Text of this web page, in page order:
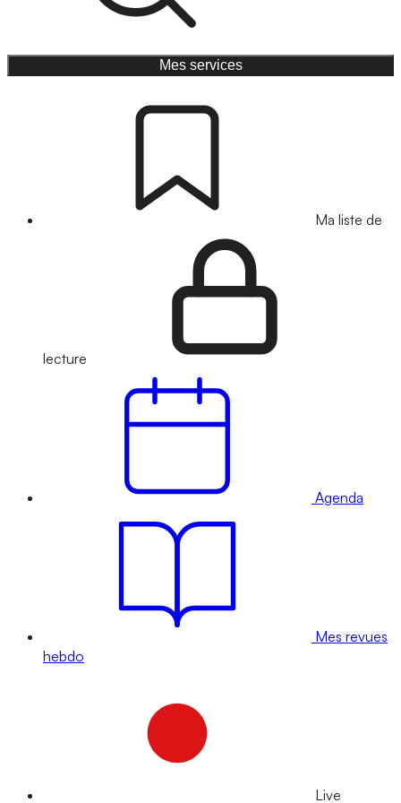
Mes services
Ma liste de
lecture
Agenda
Mes revues
hebdo
Live